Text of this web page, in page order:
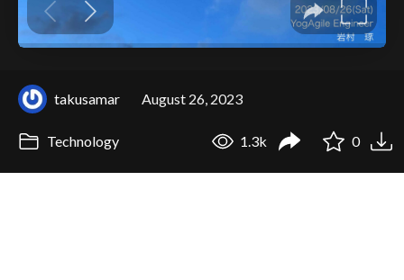
takusamar August 26, 2023
Technology 1.3k 0